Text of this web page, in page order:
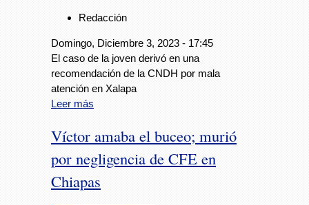
Redacción
Domingo, Diciembre 3, 2023 - 17:45
El caso de la joven derivó en una
recomendación de la CNDH por mala
atención en Xalapa
Leer más
Víctor amaba el buceo; murió
por negligencia de CFE en
Chiapas